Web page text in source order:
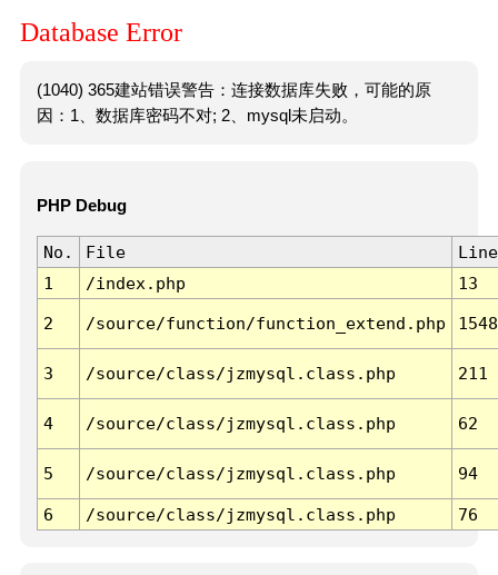
Database Error
(1040) 365建站错误警告：连接数据库失败，可能的原
因：1、数据库密码不对; 2、mysql未启动。
PHP Debug
No. File
Line
1
/index.php 13
2 /source/function/function_extend.php 1548
3 /source/class/jzmysql.class.php 211
4 /source/class/jzmysql.class.php 62
5 /source/class/jzmysql.class.php 94
6 /source/class/jzmysql.class.php 76